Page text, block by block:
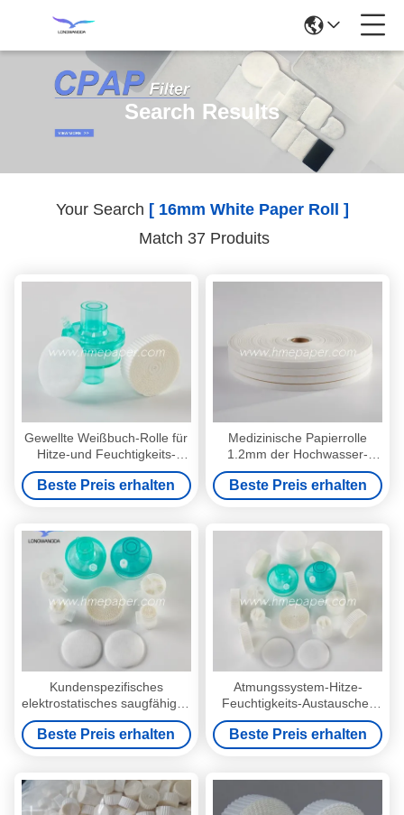
Search Results
Your Search [ 16mm White Paper Roll ]
Match 37 Produits
Gewellte Weißbuch-Rolle für
Hitze-und Feuchtigkeits-
Austauscher
Beste Preis erhalten
Medizinische Papierrolle
1.2mm der Hochwasser-
Absorptions-HME
Beste Preis erhalten
Kundenspezifisches
elektrostatisches saugfähiges
HME gewelltes
Papierrollenholzschliff des
Filterpapier-
Beste Preis erhalten
Atmungssystem-Hitze-
Feuchtigkeits-Austauscher
HME Filterpapier-nass
Krepp-Papier-Rolle
Beste Preis erhalten